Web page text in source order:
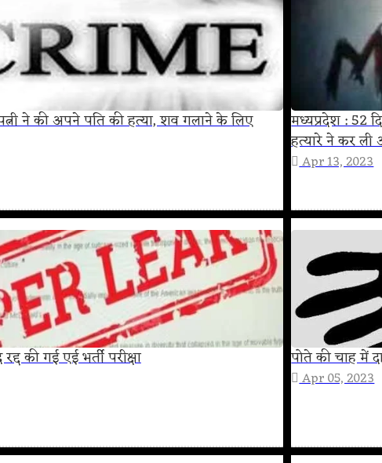
ने की अपने पति की हत्या, शव गलाने के लिए
मध्यप्रदेश : 52
हत्‍यारे ने कर ली
Apr 13, 2023
की गई एई भर्ती परीक्षा पोते की चाह में
Apr 05, 2023